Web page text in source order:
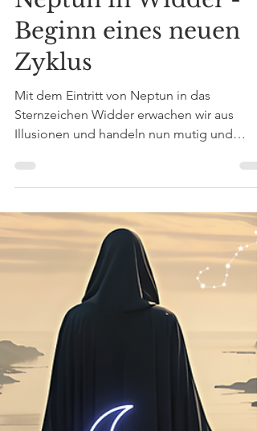
Sarah Kündig
30. März 2025
9 Min. Lesezeit
Neptun in Widder -
Beginn eines neuen
Zyklus
Mit dem Eintritt von Neptun in das
impulsiv. Neptun in Widder markiert somit
eines der wichtigsten astrologischen
Ereignisse im Jahr 2026. Ab dem 20.
2026 steht er in Konjunktion mit Saturn in
Kosmischen Spalte bei 0 Grad Widder.
Konjunktion löst politische und
gesellschaftliche Veränderung aus.